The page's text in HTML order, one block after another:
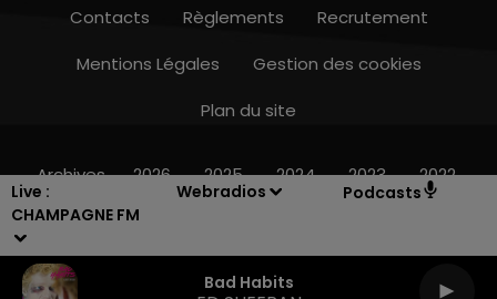
Live :
CHAMPAGNE FM
Webradios Podcasts
Bad Habits
Contacts Règlements
Recrutement
Mentions Légales
Gestion des cookies
Plan du site
Archives 2026 2025 2024 2023 2022